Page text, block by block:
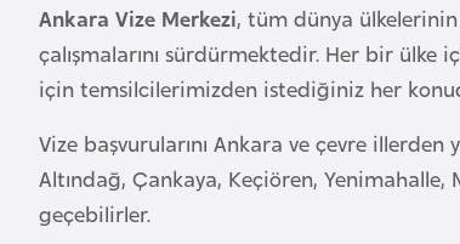
Ankara Vize Merkezi, tüm dünya
çalışmalarını sürdürmektedir. Her bir
için temsilcilerimizden istediğiniz her
Vize başvurularını Ankara ve çevre illerden
Altındağ, Çankaya, Keçiören,
geçebilirler.
a
h
r
y
n